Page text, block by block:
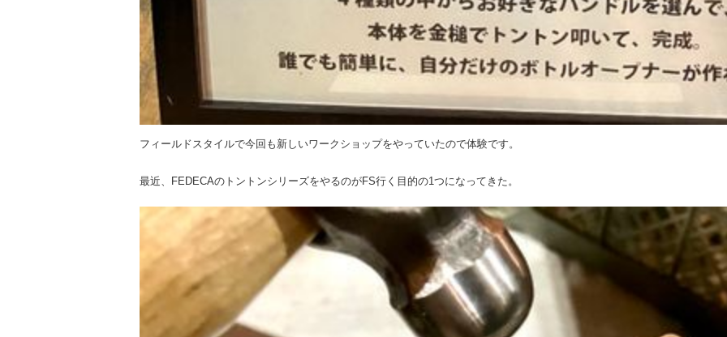
フィールドスタイルで今回も新しいワークショップをやっていたので体験です。
最近、FEDECAのトントンシリーズをやるのがFS行く目的の1つになってきた。